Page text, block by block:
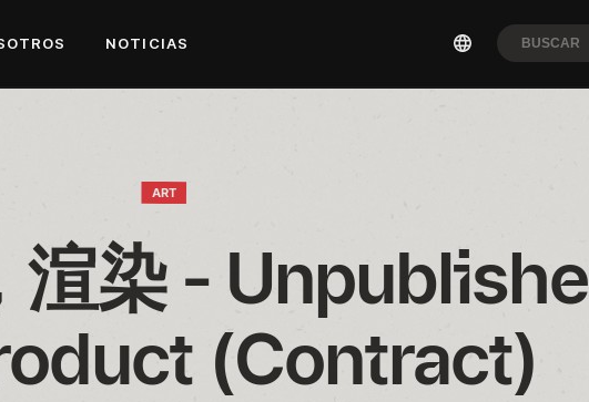
NOTICIAS
ART
渲染 -
(Contract)